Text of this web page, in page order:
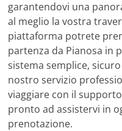
garantendovi una
al meglio la vostra
piattaforma potrete
partenza da Pianosa in
sistema semplice,
nostro servizio
viaggiare con il
pronto ad assistervi in
prenotazione.